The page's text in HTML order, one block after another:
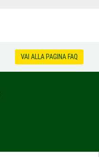
VAI ALLA PAGINA FAQ